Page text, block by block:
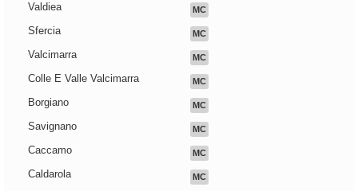
Valdiea MC
Sfercia MC
Valcimarra MC
Colle E Valle Valcimarra MC
Borgiano MC
Savignano MC
Caccamo MC
Caldarola MC